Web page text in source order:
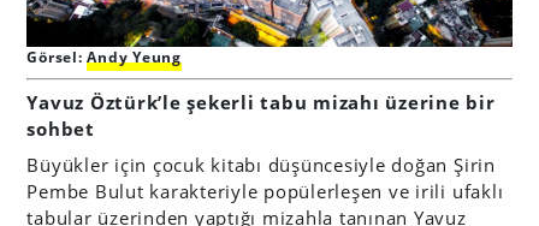
Görsel:Andy Yeung
Yavuz Öztürk’le şekerli tabu mizahı üzerine bir
sohbet
Büyükler için çocuk kitabı düşüncesiyle doğan Şirin
Pembe Bulut karakteriyle popülerleşen ve irili ufaklı
tabular üzerinden yaptığı mizahla tanınan Yavuz